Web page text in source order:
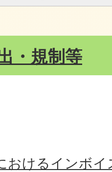
・規制等
おけるインボ